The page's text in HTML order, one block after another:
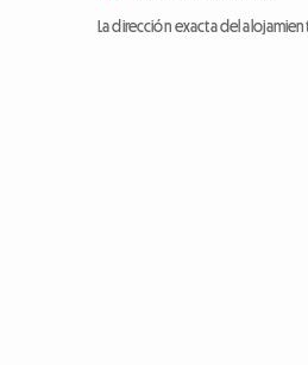
La dirección exacta del